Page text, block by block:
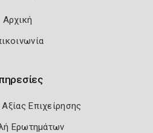
Αρχική
Επιχείρησης
Ερωτημάτων